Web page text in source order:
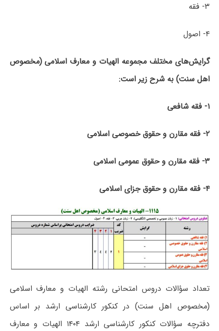
۳- فقه
۴- اصول
گرایش‌های مختلف مجموعه الهیات و معارف اسلامی (مخصوص
اهل سنت) به شرح زیر است:
۱- فقه شافعی
۲- فقه مقارن و حقوق خصوصی اسلامی
۳- فقه مقارن و حقوق عمومی اسلامی
۴- فقه مقارن و حقوق جزای اسلامی
تعداد سؤالات دروس امتحانی رشته الهیات و معارف اسلامی
(مخصوص اهل سنت) در کنکور کارشناسی ارشد بر اساس
دفترچه سؤالات کنکور کارشناسی ارشد ۱۴۰۴ الهیات و معارف